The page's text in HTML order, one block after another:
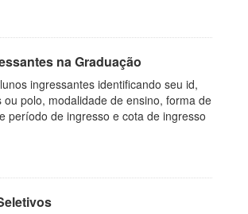
na Graduação
ingressantes identificando seu id,
ou polo, modalidade de ensino, forma de
período de ingresso e cota de ingresso